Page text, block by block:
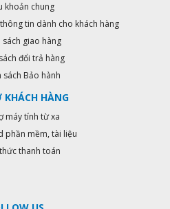
khoản chung
tin dành cho khách hàng
sách giao hàng
đổi trả hàng
sách Bảo hành
KHÁCH HÀNG
máy tính từ xa
phần mềm, tài liệu
thanh toán